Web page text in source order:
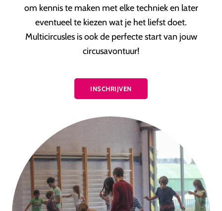
om kennis te maken met elke techniek en later
eventueel te kiezen wat je het liefst doet.
Multicircusles is ook de perfecte start van jouw
circusavontuur!
INSCHRIJVEN